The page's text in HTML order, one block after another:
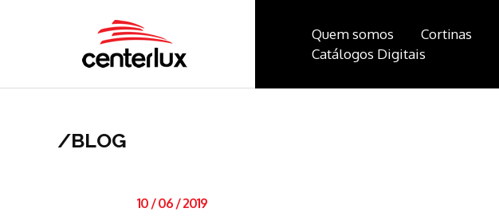
Quem somos Cortinas
Catálogos Digitais
/BLOG
10 /06 /2019